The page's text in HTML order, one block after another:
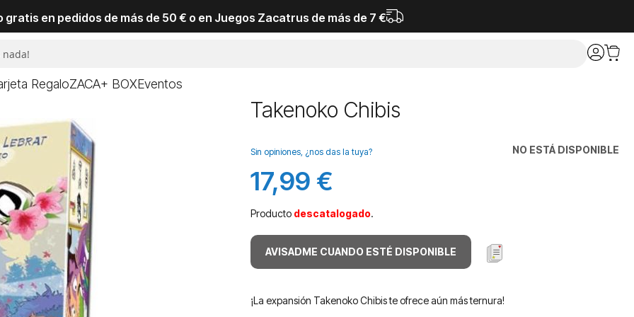
gratis en pedidos de más de 50 € o en Juegos Zacatrus de más de 7 €
RegaloZACA+ BOXEventos
Takenoko Chibis
NO ESTÁ DISPONIBLE
Sin opiniones, ¿nos das la tuya?
17,99 €
Producto descatalogado.
AVISADME CUANDO ESTÉ DISPONIBLE
¡La expansión Takenoko Chibis te ofrece aún más ternura!